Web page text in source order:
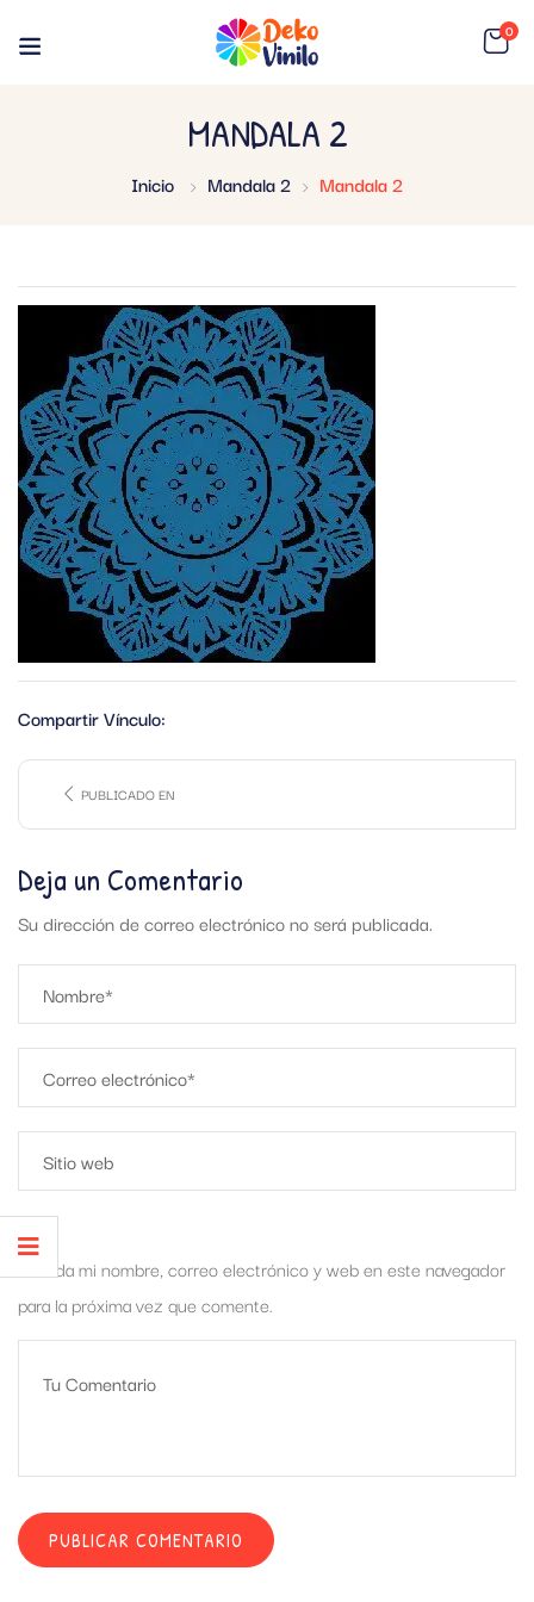
0
MANDALA 2
Inicio Mandala 2 Mandala 2
Compartir Vínculo:
PUBLICADO EN
Deja un Comentario
Su dirección de correo electrónico no será publicada.
Guarda mi nombre, correo electrónico y web en este navegador
para la próxima vez que comente.